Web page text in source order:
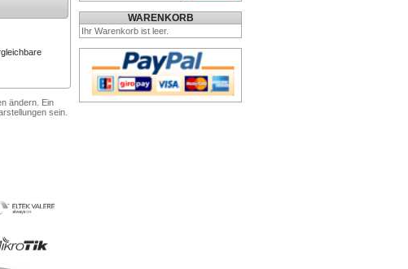
ändern. Ein
sein.
WARENKORB
Ihr Warenkorb ist leer.